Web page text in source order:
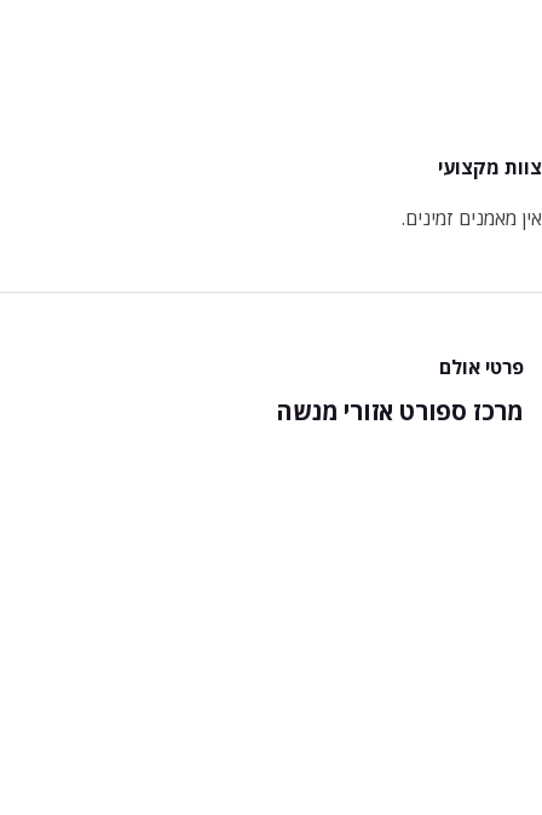
צוות מקצועי
אין מאמנים זמינים.
פרטי אולם
מרכז ספורט אזורי מנשה